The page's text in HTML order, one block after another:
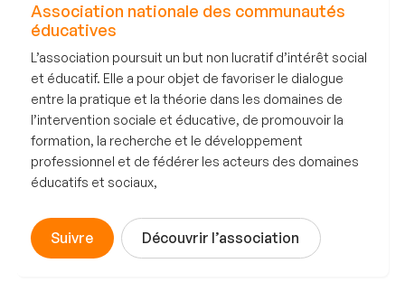
Association nationale des communautés
éducatives
L’association poursuit un but non lucratif d’intérêt social
et éducatif. Elle a pour objet de favoriser le dialogue
entre la pratique et la théorie dans les domaines de
l’intervention sociale et éducative, de promouvoir la
formation, la recherche et le développement
professionnel et de fédérer les acteurs des domaines
éducatifs et sociaux,
Suivre Découvrir l’association